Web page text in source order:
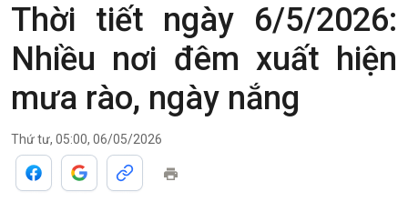
Thời tiết ngày 6/5/2026:
Nhiều nơi đêm xuất hiện
mưa rào, ngày nắng
Thứ tư, 05:00, 06/05/2026